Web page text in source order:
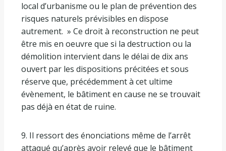
local d’urbanisme ou le plan de prévention des
risques naturels prévisibles en dispose
autrement. » Ce droit à reconstruction ne peut
être mis en oeuvre que si la destruction ou la
démolition intervient dans le délai de dix ans
ouvert par les dispositions précitées et sous
réserve que, précédemment à cet ultime
évènement, le bâtiment en cause ne se trouvait
pas déjà en état de ruine.
9. Il ressort des énonciations même de l’arrêt
attaqué qu’après avoir relevé que le bâtiment